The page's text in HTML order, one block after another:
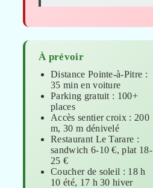
À prévoir
Distance Pointe-à-Pitre :
35 min en voiture
Parking gratuit : 100+
places
Accès sentier croix : 200
m, 30 m dénivelé
Restaurant Le Tarare :
sandwich 6-10 €, plat 18-
25 €
Coucher de soleil : 18 h
10 été, 17 h 30 hiver